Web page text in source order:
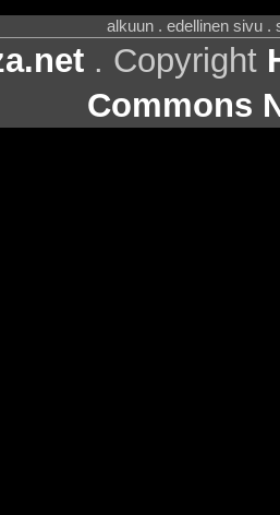
alkuun . edellinen sivu .
. Copyright
Commons